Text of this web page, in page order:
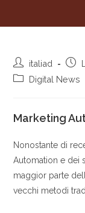
italiad
Digital News
Marketing
Nonostante di
Automation e dei
maggior parte
vecchi metodi